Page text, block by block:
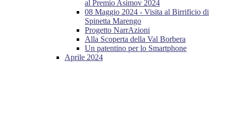
al Premio Asimov 2024
08 Maggio 2024 - Visita al Birrificio di
Spinetta Marengo
Progetto NarrAzioni
Alla Scoperta della Val Borbera
Un patentino per lo Smartphone
Aprile 2024